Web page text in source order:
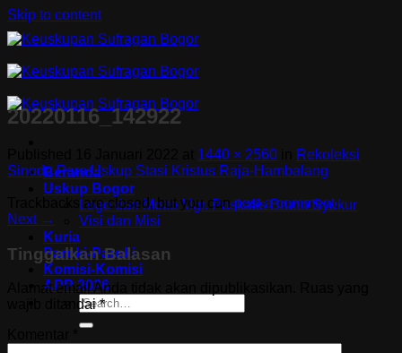
Skip to content
Beranda
Uskup Bogor
Logo dan Motto Mgr. Paskalis Bruno Syukur
Visi dan Misi
Kuria
Paroki-Paroki
Komisi-Komisi
APP 2026
20220116_142922
1440 × 2560
Rekoleksi
Sinode Para Uskup Stasi Kristus Raja-Hambalang
Trackbacks are closed, but you canpost a comment.
Next →
Tinggalkan Balasan
Alamat email Anda tidak akan dipublikasikan.
wajib ditandai*